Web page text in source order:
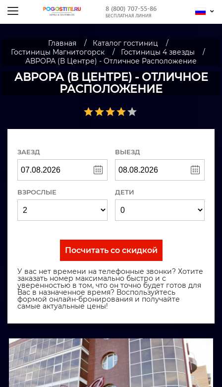
8 (800) 707-55-86
БЕСПЛАТНАЯ ЛИНИЯ
Главная
Каталог гостиниц
Гостиницы Магнитогорск
Гостиницы 4 звезды
АВРОРА (В Центре) - Отличное Расположение
АВРОРА (В ЦЕНТРЕ) - ОТЛИЧНОЕ
РАСПОЛОЖЕНИЕ
ЗАЕЗД ВЫЕЗД
ВЗРОСЛЫЕ ДЕТИ
Посчитать со скидкой
У вас нет времени на телефонные звонки? Хотите
заказать номер максимально быстро и с
уверенностью в том, что он точно будет готов для
Вас в назначенное время? Воспользуйтесь
формой онлайн-бронирования и получайте
самые актуальные цены!